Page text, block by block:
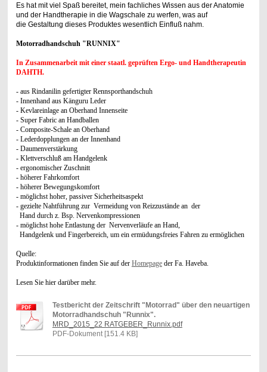
Es hat mit viel Spaß bereitet, mein fachliches Wissen aus der Anatomie
und der Handtherapie in die Wagschale zu werfen, was auf
die Gestaltung dieses Produktes wesentlich Einfluß nahm.
Motorradhandschuh "RUNNIX"
In Zusammenarbeit mit einer staatl. geprüften Ergo- und Handtherapeutin
DAHTH.
- aus Rindanilin gefertigter Rennsporthandschuh
- Innenhand aus Känguru Leder
- Kevlareinlage an Oberhand Innenseite
- Super Fabric an Handballen
- Composite-Schale an Oberhand
- Lederdopplungen an der Innenhand
- Daumenverstärkung
- Klettverschluß am Handgelenk
- ergonomischer Zuschnitt
- höherer Fahrkomfort
- höherer Bewegungskomfort
- möglichst hoher, passiver Sicherheitsaspekt
- gezielte Nahtführung zur Vermeidung von Reizzustände an der
Hand durch z. Bsp. Nervenkompressionen
- möglichst hohe Entlastung der Nervenverläufe an Hand,
Handgelenk und Fingerbereich, um ein ermüdungsfreies Fahren zu ermöglichen
Quelle:
Produktinformationen finden Sie auf der Homepageder Fa. Haveba.
Lesen Sie hier darüber mehr.
Testbericht der Zeitschrift "Motorrad" über den neuartigen
Motorradhandschuh "Runnix".
MRD_2015_22 RATGEBER_Runnix.pdf
PDF-Dokument [151.4 KB]